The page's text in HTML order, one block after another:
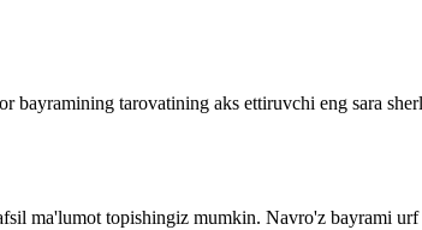
bayramining tarovatining aks ettiruvchi eng sara
ma'lumot topishingiz mumkin. Navro'z bayrami